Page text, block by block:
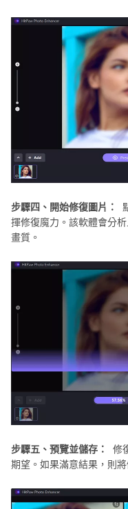
步驟四、開始修復圖片：
揮修復魔力。該軟體會分
畫質。
步驟五、預覽並儲存：
修
期望。如果滿意結果，則